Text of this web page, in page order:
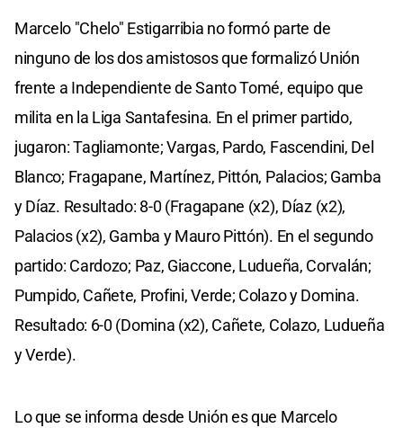
Marcelo "Chelo" Estigarribia no formó parte de
ninguno de los dos amistosos que formalizó Unión
frente a Independiente de Santo Tomé, equipo que
milita en la Liga Santafesina. En el primer partido,
jugaron: Tagliamonte; Vargas, Pardo, Fascendini, Del
Blanco; Fragapane, Martínez, Pittón, Palacios; Gamba
y Díaz. Resultado: 8-0 (Fragapane (x2), Díaz (x2),
Palacios (x2), Gamba y Mauro Pittón). En el segundo
partido: Cardozo; Paz, Giaccone, Ludueña, Corvalán;
Pumpido, Cañete, Profini, Verde; Colazo y Domina.
Resultado: 6-0 (Domina (x2), Cañete, Colazo, Ludueña
y Verde).
Lo que se informa desde Unión es que Marcelo